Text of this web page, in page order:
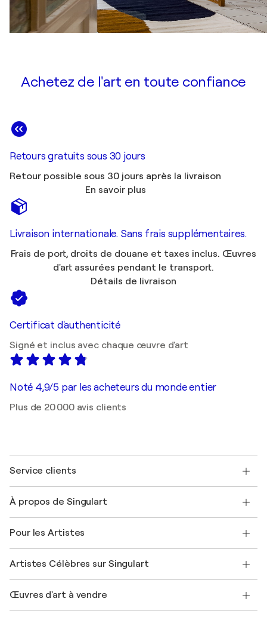
Achetez de l'art en toute confiance
Retours gratuits sous 30 jours
Retour possible sous 30 jours après la livraison
En savoir plus
Livraison internationale. Sans frais supplémentaires.
Frais de port, droits de douane et taxes inclus. Œuvres
d'art assurées pendant le transport.
Détails de livraison
Certificat d'authenticité
Signé et inclus avec chaque œuvre d'art
Noté 4,9/5 par les acheteurs du monde entier
Plus de 20 000 avis clients
Service clients
Expédition
Offrir une carte cadeau
Rejoignez notre programme commercial
Mon compte
+33 1 76 44 06 42
À propos de Singulart
FAQ
Magazine Singulart
Emplois
Découvrez une sélection d'art original
Pour les Artistes
Se connecter en tant qu'Artiste
Artistes Célèbres sur Singulart
Marc Chagall
Œuvres d'art à vendre